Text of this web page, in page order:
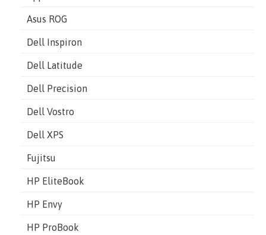
Asus ROG
Dell Inspiron
Dell Latitude
Dell Precision
Dell Vostro
Dell XPS
Fujitsu
HP EliteBook
HP Envy
HP ProBook